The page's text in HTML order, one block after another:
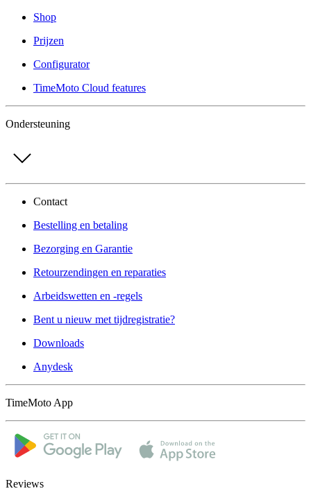
Shop
Prijzen
Configurator
TimeMoto Cloud features
Ondersteuning
Contact
Bestelling en betaling
Bezorging en Garantie
Retourzendingen en reparaties
Arbeidswetten en -regels
Bent u nieuw met tijdregistratie?
Downloads
Anydesk
TimeMoto App
Reviews